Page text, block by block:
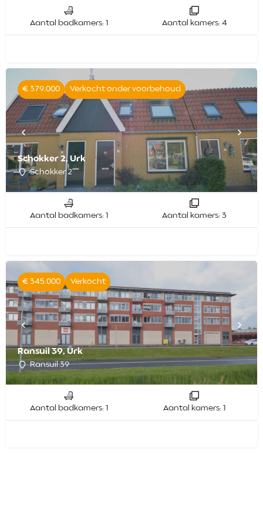
Aantal badkamers: 1 Aantal kamers: 4
Schokker 2, Urk
Schokker 2
€ 379.000 Verkocht onder voorbehoud
Aantal badkamers: 1 Aantal kamers: 3
Ransuil 39, Urk
Ransuil 39
€ 345.000 Verkocht
Aantal badkamers: 1 Aantal kamers: 1